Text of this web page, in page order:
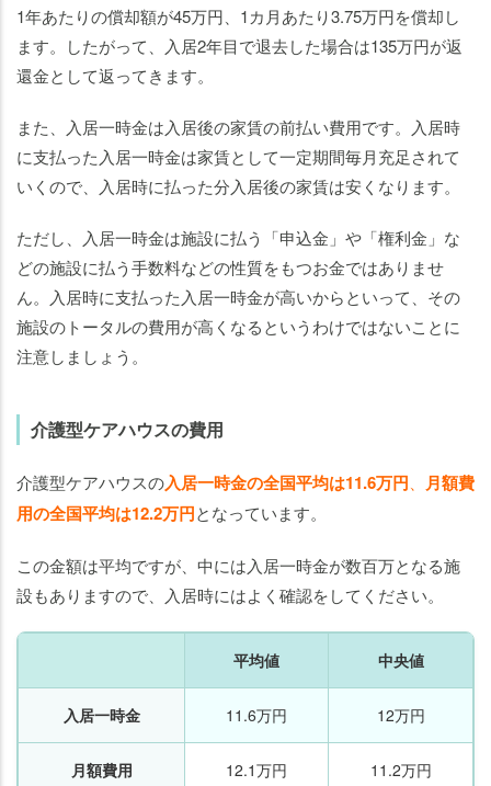
1年あたりの償却額が45万円、1カ月あたり3.75万円を償却し
ます。したがって、入居2年目で退去した場合は135万円が返
還金として返ってきます。
また、入居一時金は入居後の家賃の前払い費用です。入居時
に支払った入居一時金は家賃として一定期間毎月充足されて
いくので、入居時に払った分入居後の家賃は安くなります。
ただし、入居一時金は施設に払う「申込金」や「権利金」な
どの施設に払う手数料などの性質をもつお金ではありませ
ん。入居時に支払った入居一時金が高いからといって、その
施設のトータルの費用が高くなるというわけではないことに
注意しましょう。
介護型ケアハウスの費用
介護型ケアハウスの入居一時金の全国平均は11.6万円、 月額費
用の全国平均は12.2万円となっています。
この金額は平均ですが、中には入居一時金が数百万となる施
設もありますので、入居時にはよく確認をしてください。
平均値 中央値
入居一時金 11.6万円 12万円
月額費用 12.1万円 11.2万円